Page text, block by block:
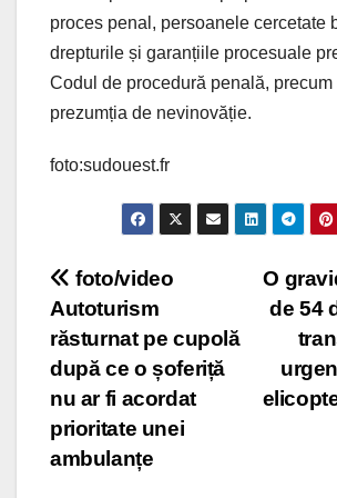
proces penal, persoanele cercetate
drepturile și garanțiile procesuale
Codul de procedură penală, precum
prezumția de nevinovăție.
foto:sudouest.fr
Post
navigation
O
de 54
foto/video
Autoturism
răsturnat pe cupolă
după ce o șoferiță
nu ar fi acordat
prioritate unei
ambulanțe